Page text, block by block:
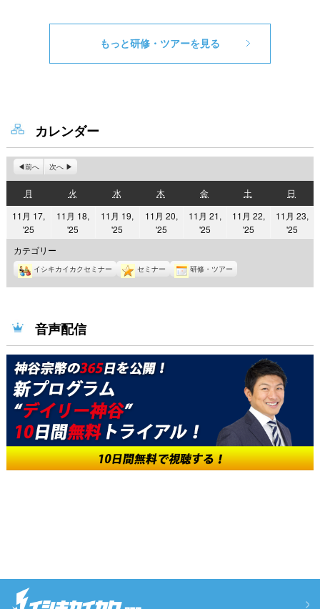
もっと研修・ツアーを見る
カレンダー
前へ 次へ
月
曜
日
火
曜
日
水水
曜
日
木
曜
日
金金
曜
日
土
曜
日
日
曜
日
11月 17,
'25
年
11
月
17
11月 18,
'25
11
月
18
11月 19,
'25
11
月
19
11月 20,
'252025
11
月
20
11月 21,
'252025
11
月
21
11月 22,
'252025
22
11月 23,
'252025
23
カテゴリー
イシキカイカクセミナー セミナー 研修・ツアー
音声配信